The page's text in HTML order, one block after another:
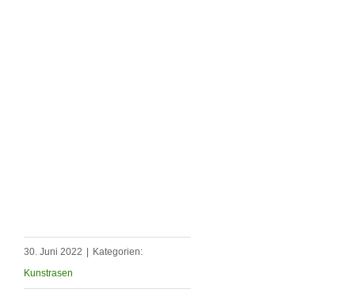
30. Juni 2022
Kategorien:
Kunstrasen